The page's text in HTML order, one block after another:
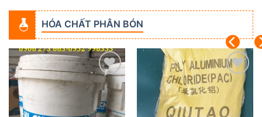
HÓA CHẤT PHÂN BÓN
Add to
wishlist
Add to
wishlist